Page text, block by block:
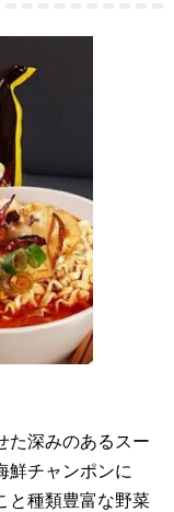
た深みのあるスー
鮮チャンポンに
と種類豊富な野菜